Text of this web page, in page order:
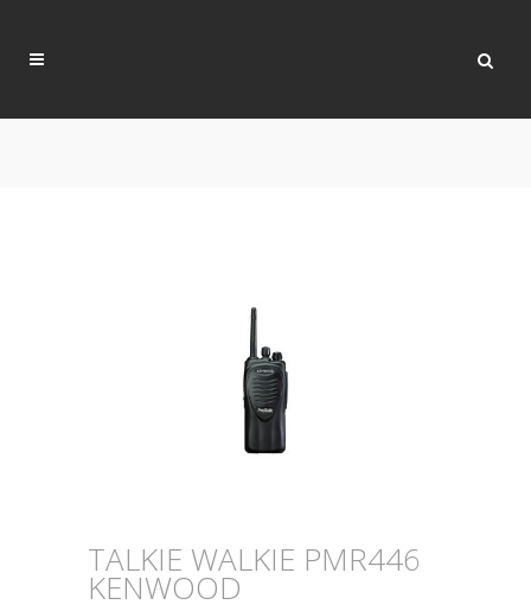
TALKIE WALKIE PMR446
KENWOOD